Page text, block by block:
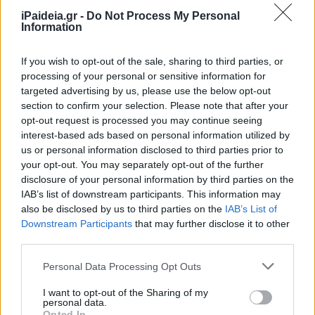
iPaideia.gr - Do Not Process My Personal
Information
If you wish to opt-out of the sale, sharing to third parties, or
processing of your personal or sensitive information for
targeted advertising by us, please use the below opt-out
section to confirm your selection. Please note that after your
opt-out request is processed you may continue seeing
interest-based ads based on personal information utilized by
us or personal information disclosed to third parties prior to
your opt-out. You may separately opt-out of the further
disclosure of your personal information by third parties on the
IAB’s list of downstream participants. This information may
also be disclosed by us to third parties on the IAB’s List of
Downstream Participants that may further disclose it to other
Please note that this website/app uses one or more Google
not limited to your visit or usage behaviour. You may click to
grant or deny consent to Google and its third-party tags to
Personal Data Processing Opt Outs
I want to opt-out of the Sharing of my
personal data.
Έλεγχοι σε χιλιάδες συμβόλαια μεταβιβάσεων
ακινήτων – Στο μικροσκόπιο τα πιστοποιητικά
ΕΝΦΙΑ
05/08/2026 - 14:40
της